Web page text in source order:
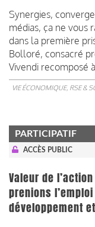
Synergies,
médias, ça ne vous
dans la première
Bolloré, consacré
Vivendi recomposé
VIE ÉCONOMIQUE, RSE &
PARTICIPATIF
ACCÈS PUBLIC
Valeur de
prenions
développement